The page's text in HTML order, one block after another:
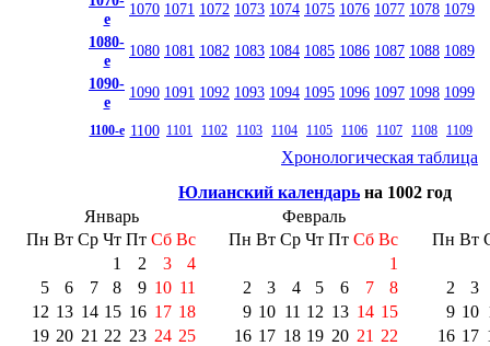
е
1070 1071 1072 1073 1074 1075 1076 1077 1078 1079
1080-
е
1080 1081 1082 1083 1084 1085 1086 1087 1088 1089
1090-
е
1090 1091 1092 1093 1094 1095 1096 1097 1098 1099
1100-е 1100 1101 1102 1103 1104 1105 1106 1107 1108 1109
Хронологическая таблица
Юлианский календарь на 1002 год
Январь
Пн Вт Ср Чт Пт Сб Вс
1
2 3
4
5
6 7 8 9 10 11
12 13 14 15 16 17 18
19 20 21 22 23 24 25
Февраль
Пн Вт Ср Чт Пт Сб Вс
1
2
3 4 5 6 7
8
9 10 11 12 13 14 15
16 17 18 19 20 21 22
Пн Вт
2
3
9 10
16 17